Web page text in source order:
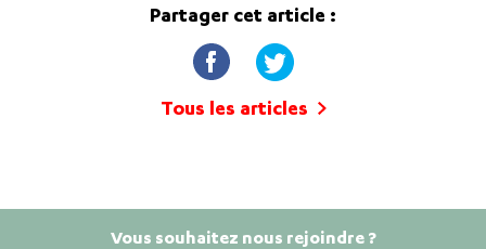
Partager cet article :
Tous les articles
Vous souhaitez nous rejoindre ?